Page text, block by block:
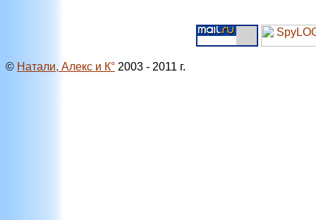
© Натали, Алекс и К° 2003 - 2011 г.